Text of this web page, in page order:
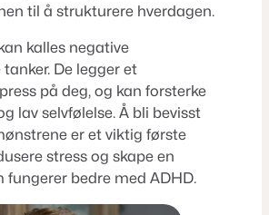
til å strukturere hverdagen.
kalles negative
De legger et
på deg, og kan forsterke
lav selvfølelse. Å bli bevisst
er et viktig første
stress og skape en
fungerer bedre med ADHD.